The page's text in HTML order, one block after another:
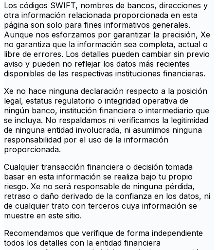
Los códigos SWIFT, nombres de bancos, direcciones y
otra información relacionada proporcionada en esta
página son solo para fines informativos generales.
Aunque nos esforzamos por garantizar la precisión, Xe
no garantiza que la información sea completa, actual o
libre de errores. Los detalles pueden cambiar sin previo
aviso y pueden no reflejar los datos más recientes
disponibles de las respectivas instituciones financieras.
Xe no hace ninguna declaración respecto a la posición
legal, estatus regulatorio o integridad operativa de
ningún banco, institución financiera o intermediario que
se incluya. No respaldamos ni verificamos la legitimidad
de ninguna entidad involucrada, ni asumimos ninguna
responsabilidad por el uso de la información
proporcionada.
Cualquier transacción financiera o decisión tomada
basar en esta información se realiza bajo tu propio
riesgo. Xe no será responsable de ninguna pérdida,
retraso o daño derivado de la confianza en los datos, ni
de cualquier trato con terceros cuya información se
muestre en este sitio.
Recomendamos que verifique de forma independiente
todos los detalles con la entidad financiera